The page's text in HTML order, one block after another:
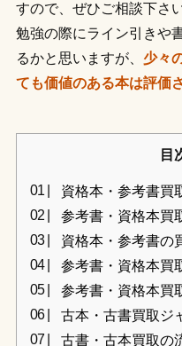
すので、ぜひご相談下さい
勉強の際にライン引きや
るかと思いますが、 少々
ても価値のある本は評価
目
資格本・参考書買
参考書・資格本買
資格本・参考書の
参考書・資格本買
参考書・資格本買
古本・古書買取ジ
古書・古本買取の